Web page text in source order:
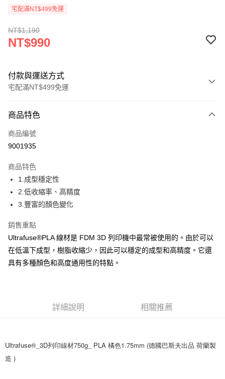
宅配滿NT$499免運
NT$1,190
NT$990
付款與運送方式
宅配滿NT$499免運
信用卡一次付款
LINE Pay
街口支付
悠遊付
AFTEE先享後付
相關說明
AFTEE先享後付是「在收到商品之後才付款」的支付方式。 讓您購物簡單
３．安心：先確認商品／服務後，再付款。
２．訂單成立數日內，您將收到繳費通知簡訊。
３．收到繳費通知簡訊後14天內，點擊此簡訊中的連結，可透過四大超商／
商品特色
商品編號
9001935
商品特色
1.成型穩定性
2.低收縮率、高精度
3.豐富的顏色變化
銷售重點
Ultrafuse®PLA 線材是 FDM 3D 列印機中最常被使用的。由於可以
在低溫下成型，樹脂收縮少，因此可以穩定的成型和高精度。它還
具有多種顏色和高度通用性的特點。
詳細說明 相關推薦
Ultrafuse®_3D列印線材750g_ PLA 橘色1.75mm (德國巴斯夫出品 荷蘭製
造 )